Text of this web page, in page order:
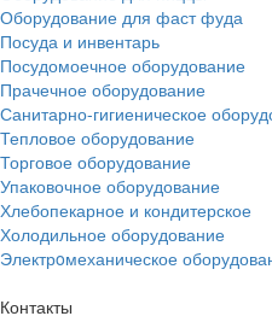
Оборудование для фаст фуда
Посуда и инвентарь
Посудомоечное оборудование
Прачечное оборудование
Санитарно-гигиеническое
Тепловое оборудование
Торговое оборудование
Упаковочное оборудование
Хлебопекарное и кондитерское
Холодильное оборудование
Электрoмеханическое
Контакты